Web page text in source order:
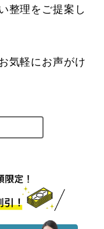
整理をご提案し
気軽にお声がけ